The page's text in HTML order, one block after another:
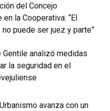
del Concejo
en la Cooperativa: “El
puede ser juez y parte”
Gentile analizó medidas
la seguridad en el
avanza con un